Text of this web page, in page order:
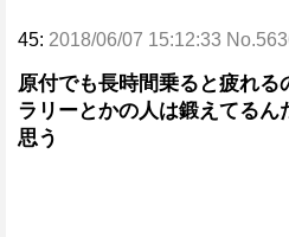
45: 2018/06/07 15:12:33
原付でも長時間乗ると疲れ
ラリーとかの人は鍛えてるん
思う